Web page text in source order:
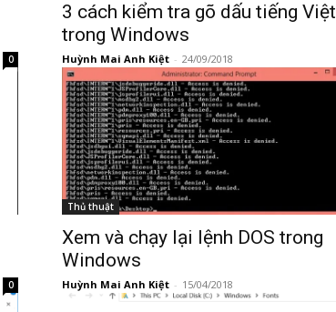
0
3 cách kiểm tra gõ dấu tiếng Việt
trong Windows
Huỳnh Mai Anh Kiệt - 24/09/2018
0
Thủ thuật
Xem và chạy lại lệnh DOS trong
Windows
Huỳnh Mai Anh Kiệt - 15/04/2018